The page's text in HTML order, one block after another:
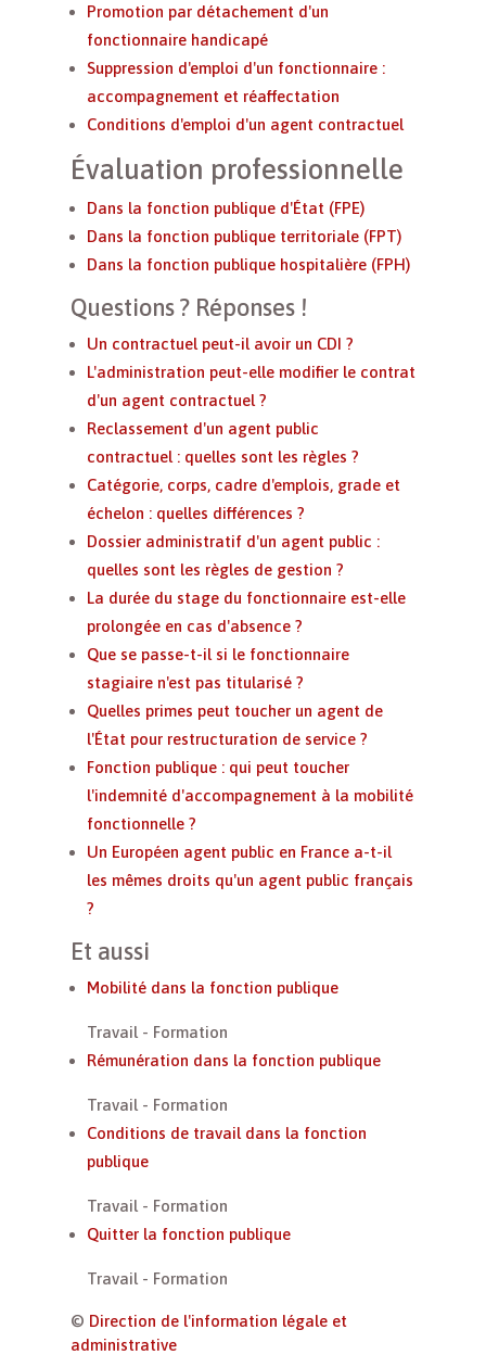
Promotion par détachement d'un
fonctionnaire handicapé
Suppression d'emploi d'un fonctionnaire :
accompagnement et réaffectation
Conditions d'emploi d'un agent contractuel
Évaluation professionnelle
Dans la fonction publique d'État (FPE)
Dans la fonction publique territoriale (FPT)
Dans la fonction publique hospitalière (FPH)
Questions ? Réponses !
Un contractuel peut-il avoir un CDI ?
L'administration peut-elle modifier le contrat
d'un agent contractuel ?
Reclassement d'un agent public
contractuel : quelles sont les règles ?
Catégorie, corps, cadre d'emplois, grade et
échelon : quelles différences ?
Dossier administratif d'un agent public :
quelles sont les règles de gestion ?
La durée du stage du fonctionnaire est-elle
prolongée en cas d'absence ?
Que se passe-t-il si le fonctionnaire
stagiaire n'est pas titularisé ?
Quelles primes peut toucher un agent de
l'État pour restructuration de service ?
Fonction publique : qui peut toucher
l'indemnité d'accompagnement à la mobilité
fonctionnelle ?
Un Européen agent public en France a-t-il
les mêmes droits qu'un agent public français
?
Et aussi
Mobilité dans la fonction publique
Travail - Formation
Rémunération dans la fonction publique
Travail - Formation
Conditions de travail dans la fonction
publique
Travail - Formation
Quitter la fonction publique
Travail - Formation
© Direction de l'information légale et
administrative